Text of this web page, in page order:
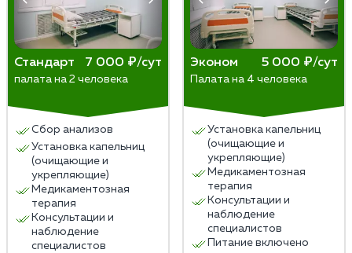
жизни.
Стандарт 7 000 ₽/сут
палата на 2 человека
Сбор анализов
Установка капельниц
(очищающие и
укрепляющие)
Медикаментозная
терапия
Консультации и
наблюдение
специалистов
Эконом 5 000 ₽/сут
Палата на 4 человека
Установка капельниц
(очищающие и
укрепляющие)
Медикаментозная
терапия
Консультации и
наблюдение
специалистов
Питание включено